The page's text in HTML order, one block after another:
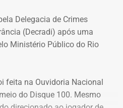
certificação
que ainda não
exigida por lei:
Delegacia de Crimes
(Decradi) após uma
Ministério Público do Rio
feita na Ouvidoria Nacional
do Disque 100. Mesmo